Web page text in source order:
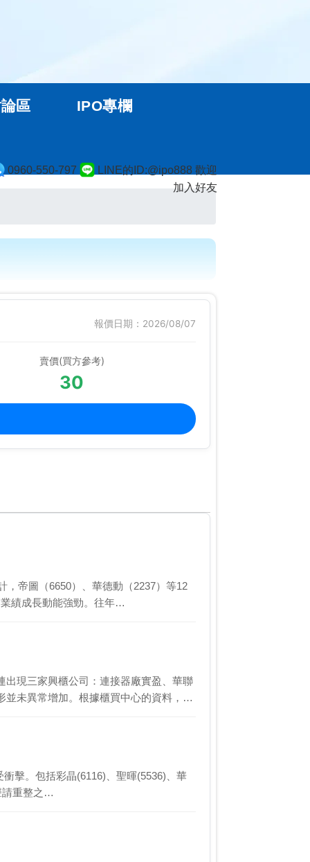
0960-550-797
LINE的ID:@ipo888 歡迎
加入好友
區 IPO專欄
報價日期：2026/08/07
賣價(買方參考)
30
，帝圖（6650）、華德動（2237）等12
績成長動能強勁。往年…
出現三家興櫃公司：連接器廠實盈、華聯
未異常增加。根據櫃買中心的資料，每
擊。包括彩晶(6116)、聖暉(5536)、華
請重整之…